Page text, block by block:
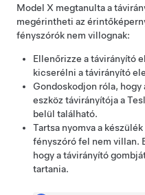
Model X megtanulta a
megérintheti az
fényszórók nem villognak:
Ellenőrizze a távirányító
kicserélni a távirányító
Gondoskodjon róla, hogy
eszköz távirányítója a
belül található.
Tartsa nyomva a
fényszóró fel nem villan.
hogy a távirányító
tartania.